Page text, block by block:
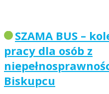
SZAMA BUS –
pracy dla osób z
Biskupcu